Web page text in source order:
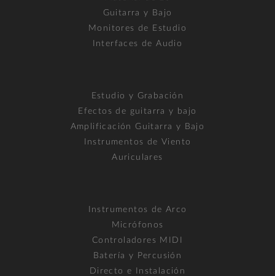
Guitarra y Bajo
Monitores de Estudio
Interfaces de Audio
Estudio y Grabación
Efectos de guitarra y bajo
Amplificación Guitarra y Bajo
Instrumentos de Viento
Auriculares
Instrumentos de Arco
Micrófonos
Controladores MIDI
Batería y Percusión
Directo e Instalación